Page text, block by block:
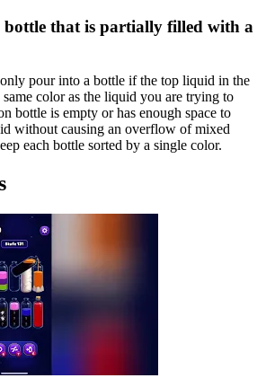
that is partially filled with a
pour into a bottle if the top liquid in the
color as the liquid you are trying to
bottle is empty or has enough space to
without causing an overflow of mixed
each bottle sorted by a single color.